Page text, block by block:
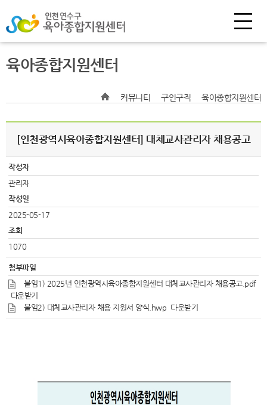
육아종합지원센터
커뮤니티 구인구직 육아종합지원센터
[인천광역시육아종합지원센터] 대체교사관리자 채용공고
작성자
관리자
작성일
2025-05-17
조회
1070
첨부파일
붙임1) 2025년 인천광역시육아종합지원센터 대체교사관리자 채용공고.pdf
다운받기
붙임2) 대체교사관리자 채용 지원서 양식.hwp 다운받기